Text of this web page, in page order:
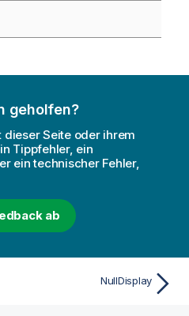
geholfen?
dieser Seite oder ihrem
Tippfehler, ein
ein technischer Fehler,
ab
NullDisplay